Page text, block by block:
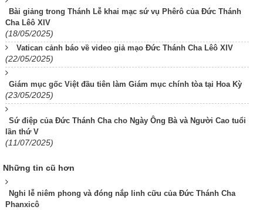
Bài giảng trong Thánh Lễ khai mạc sứ vụ Phêrô của Đức Thánh
Cha Lêô XIV
(18/05/2025)
Vatican cảnh báo về video giả mạo Đức Thánh Cha Lêô XIV
(22/05/2025)
Giám mục gốc Việt đầu tiên làm Giám mục chính tòa tại Hoa Kỳ
(23/05/2025)
Sứ điệp của Đức Thánh Cha cho Ngày Ông Bà và Người Cao tuổi
lần thứ V
(11/07/2025)
Những tin cũ hơn
Nghi lễ niêm phong và đóng nắp linh cữu của Đức Thánh Cha
Phanxicô